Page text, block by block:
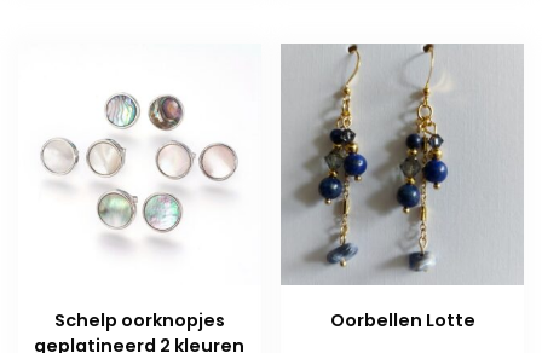
Schelp oorknopjes
geplatineerd 2 kleuren
Oorbellen Lotte